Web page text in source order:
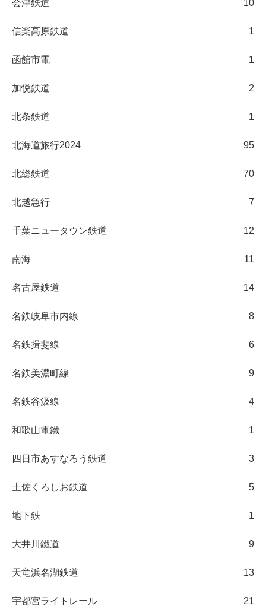
会津鉄道 10
信楽高原鉄道 1
函館市電 1
加悦鉄道 2
北条鉄道 1
北海道旅行2024 95
北総鉄道 70
北越急行 7
千葉ニュータウン鉄道 12
南海 11
名古屋鉄道 14
名鉄岐阜市内線 8
名鉄揖斐線 6
名鉄美濃町線 9
名鉄谷汲線 4
和歌山電鐵 1
四日市あすなろう鉄道 3
土佐くろしお鉄道 5
地下鉄 1
大井川鐵道 9
天竜浜名湖鉄道 13
宇都宮ライトレール 21